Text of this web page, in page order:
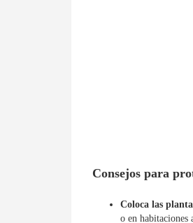
Consejos para
Coloca las
o en habitaciones